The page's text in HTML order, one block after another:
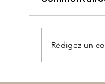
Sortie
Rédigez un